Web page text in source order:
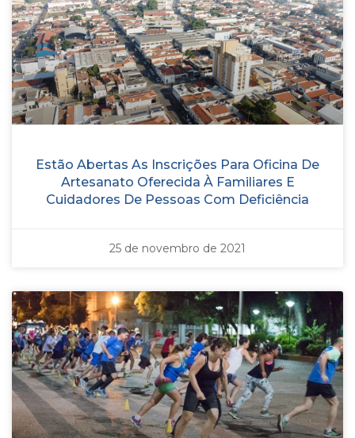
Estão Abertas As Inscrições Para Oficina De
Artesanato Oferecida À Familiares E
Cuidadores De Pessoas Com Deficiência
25 de novembro de 2021